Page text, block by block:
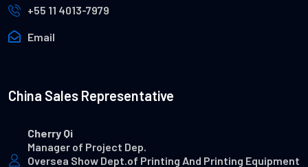
+55 11 4013-7979
Email
China Sales Representative
Cherry Qi
Manager of Project Dep.
Oversea Show Dept.of Printing And Printing Equipment